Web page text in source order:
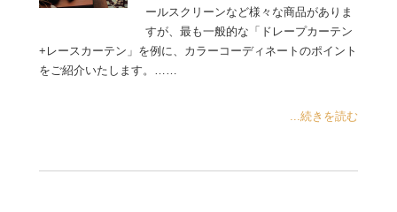
ールスクリーンなど様々な商品がありま
すが、最も一般的な「ドレープカーテン
+レースカーテン」を例に、カラーコーディネートのポイント
をご紹介いたします。……
...続きを読む